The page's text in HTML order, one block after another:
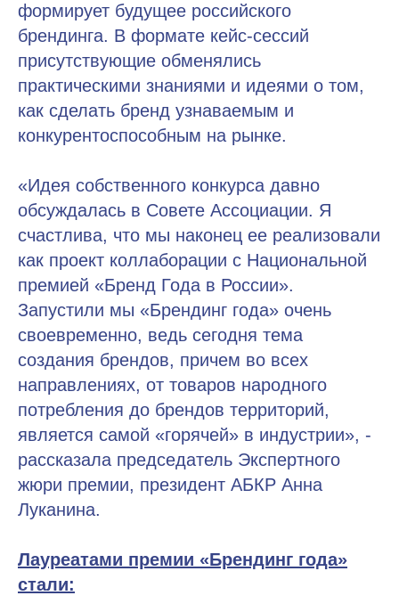
формирует будущее российского
брендинга. В формате кейс-сессий
присутствующие обменялись
практическими знаниями и идеями о том,
как сделать бренд узнаваемым и
конкурентоспособным на рынке.
«Идея собственного конкурса давно
обсуждалась в Совете Ассоциации. Я
счастлива, что мы наконец ее реализовали
как проект коллаборации с Национальной
премией «Бренд Года в России».
Запустили мы «Брендинг года» очень
своевременно, ведь сегодня тема
создания брендов, причем во всех
направлениях, от товаров народного
потребления до брендов территорий,
является самой «горячей» в индустрии», -
рассказала председатель Экспертного
жюри премии, президент АБКР Анна
Луканина.
Лауреатами премии «Брендинг года»
стали: